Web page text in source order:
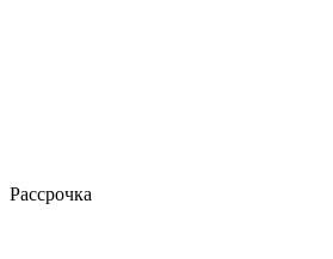
Рассрочка